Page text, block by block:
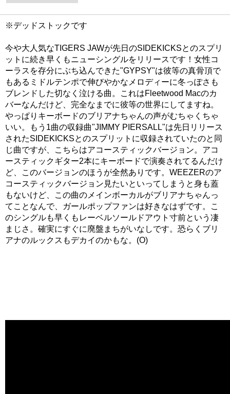
※デッドストックです
今や大人気なTIGERS JAWが先日のSIDEKICKSとのスプリ
ットに続き早くもニューシングルをリリースです！女性コ
ーラスを存分にぶち込んできた"GYPSY"は彼等の真骨頂で
もあるミドルテンポで伸びやかなメロディーに冬っぽさも
ブレンドした切なく泣ける曲。これはFleetwood Macのカ
バーなんだけど、完全なまでに彼等の世界にしてますね。
やっぱりキーボードのブリアナちゃんの声がむちゃくちゃ
いい。もう1曲の収録曲"JIMMY PIERSALL"は先日リリース
されたSIDEKICKSとのスプリットに収録されていたのと同
じ曲ですが、こちらはアコースティックバージョン。アコ
ースティックギター2本にキーボードで演奏されてるんだけ
ど、このバージョンのほうが全然ありです。WEEZERのア
コースティックバージョン見たいといってしまうと身も蓋
もないけど、この曲のメインボーカルがブリアナちゃんっ
てことなんで、ガールポップファンは好きなはずです。こ
のシングルも早くもレーベルソールドアウト寸前という凄
まじさ。確実にすぐに廃盤まちがいなしです。恐らくブリ
アナのルックスもデカイのかもな。(O)